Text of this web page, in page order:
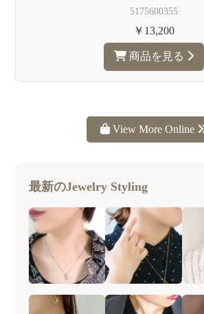
5175600355
￥13,200
商品を見る
View More Online
最新のJewelry Styling